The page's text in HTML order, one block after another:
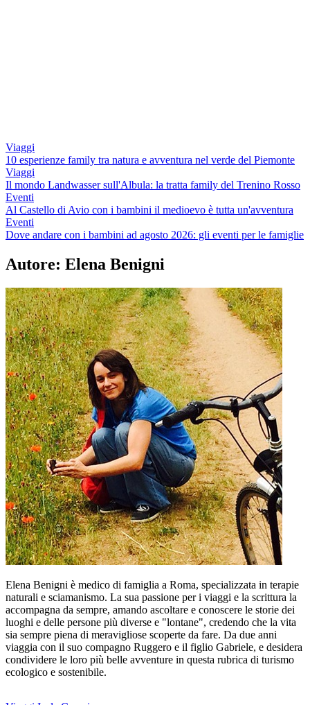
Viaggi
10 esperienze family tra natura e avventura nel verde del Piemonte
Viaggi
Il mondo Landwasser sull'Albula: la tratta family del Trenino Rosso
Eventi
Al Castello di Avio con i bambini il medioevo è tutta un'avventura
Eventi
Dove andare con i bambini ad agosto 2026: gli eventi per le famiglie
Autore: Elena Benigni
Elena Benigni è medico di famiglia a Roma, specializzata in terapie
naturali e sciamanismo. La sua passione per i viaggi e la scrittura la
accompagna da sempre, amando ascoltare e conoscere le storie dei
luoghi e delle persone più diverse e "lontane", credendo che la vita
sia sempre piena di meravigliose scoperte da fare. Da due anni
viaggia con il suo compagno Ruggero e il figlio Gabriele, e desidera
condividere le loro più belle avventure in questa rubrica di turismo
ecologico e sostenibile.